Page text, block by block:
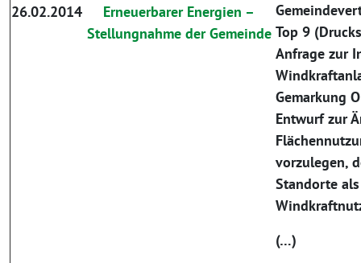
26.02.2014
Erneuerbarer Energien –
Stellungnahme der Gemeinde Top 9
Anfrage zur
Gemarkung
Entwurf zur
vorzulegen,
Standorte
(…)